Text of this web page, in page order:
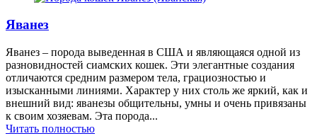
Яванез
Яванез – порода выведенная в США и являющаяся одной из
разновидностей сиамских кошек. Эти элегантные создания
отличаются средним размером тела, грациозностью и
изысканными линиями. Характер у них столь же яркий, как и
внешний вид: яванезы общительны, умны и очень привязаны
к своим хозяевам. Эта порода...
Читать полностью